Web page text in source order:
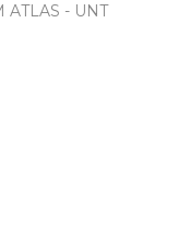
ATLAS - UNT